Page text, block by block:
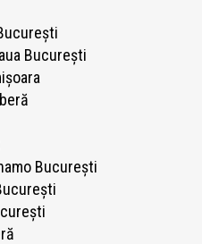
București
București